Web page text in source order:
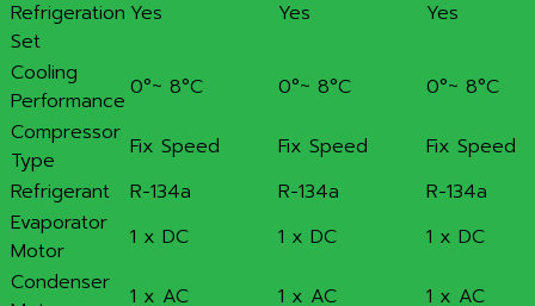
Refrigeration
Set
Yes Yes Yes
Cooling
Performance 0°~ 8°C 0°~ 8°C
0°~ 8°C
Compressor
Type
Fix Speed Fix Speed
Fix Speed
Refrigerant
R-134a R-134a
R-134a
Evaporator
Motor
1 x DC 1 x DC
1 x DC
Condenser
1 x AC 1 x AC 1 x AC